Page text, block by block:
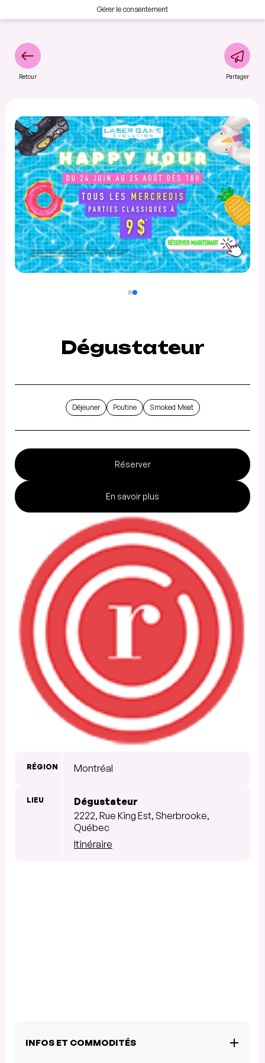
Gérer le consentement
Retour Partager
Dégustateur
Déjeuner Poutine Smoked Meat
Réserver
En savoir plus
RÉGION Montréal
LIEU
Dégustateur
2222, Rue King Est, Sherbrooke,
Québec
Itinéraire
INFOS ET COMMODITÉS